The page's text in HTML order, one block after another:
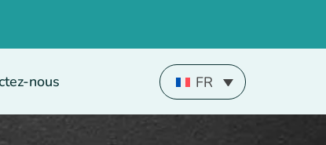
nous FR